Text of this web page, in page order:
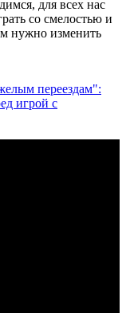
для всех нас
со смелостью и
нужно изменить
переездам":
игрой с